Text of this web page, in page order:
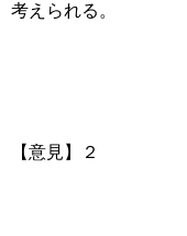
考えられる。
【意見】２